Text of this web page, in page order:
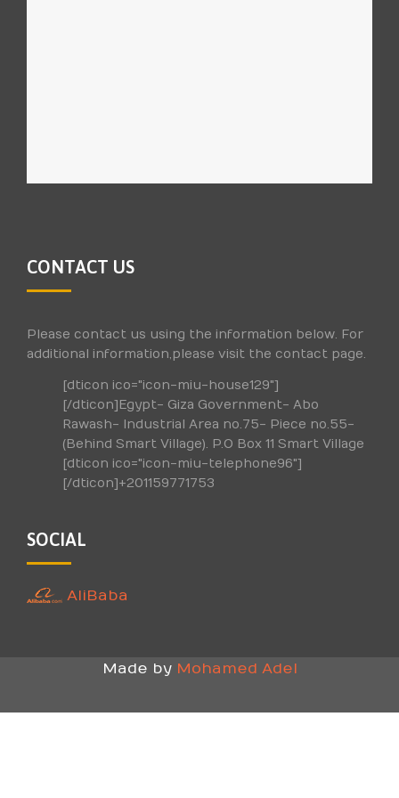
CONTACT US
Please contact us using the information below. For
additional information,please visit the contact page.
[dticon ico="icon-miu-house129"]
[/dticon]Egypt- Giza Government- Abo
Rawash- Industrial Area no.75- Piece no.55-
(Behind Smart Village). P.O Box 11 Smart Village
[dticon ico="icon-miu-telephone96"]
[/dticon]+201159771753
SOCIAL
AliBaba
Made by Mohamed Adel